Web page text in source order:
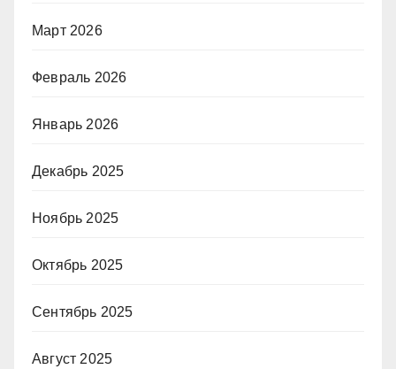
Март 2026
Февраль 2026
Январь 2026
Декабрь 2025
Ноябрь 2025
Октябрь 2025
Сентябрь 2025
Август 2025